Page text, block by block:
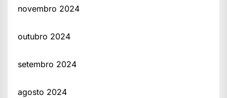
novembro 2024
outubro 2024
setembro 2024
agosto 2024